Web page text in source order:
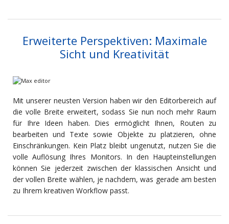
Erweiterte Perspektiven: Maximale
Sicht und Kreativität
Mit unserer neusten Version haben wir den Editorbereich auf
die volle Breite erweitert, sodass Sie nun noch mehr Raum
für Ihre Ideen haben. Dies ermöglicht Ihnen, Routen zu
bearbeiten und Texte sowie Objekte zu platzieren, ohne
Einschränkungen. Kein Platz bleibt ungenutzt, nutzen Sie die
volle Auflösung Ihres Monitors. In den Haupteinstellungen
können Sie jederzeit zwischen der klassischen Ansicht und
der vollen Breite wählen, je nachdem, was gerade am besten
zu Ihrem kreativen Workflow passt.